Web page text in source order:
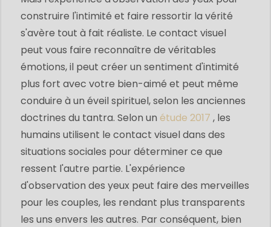
construire l'intimité et faire ressortir la vérité
s'avère tout à fait réaliste. Le contact visuel
peut vous faire reconnaître de véritables
émotions, il peut créer un sentiment d'intimité
plus fort avec votre bien-aimé et peut même
conduire à un éveil spirituel, selon les anciennes
doctrines du tantra. Selon un étude 2017 , les
humains utilisent le contact visuel dans des
situations sociales pour déterminer ce que
ressent l'autre partie. L'expérience
d'observation des yeux peut faire des merveilles
pour les couples, les rendant plus transparents
les uns envers les autres. Par conséquent, bien